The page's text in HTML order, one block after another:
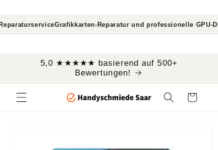
InhaltGrafikkarten-Reparatur und professionelle GPU-Diagnose
5,0 ★★★★★ basierend auf 500+
Bewertungen!
Warenkorb